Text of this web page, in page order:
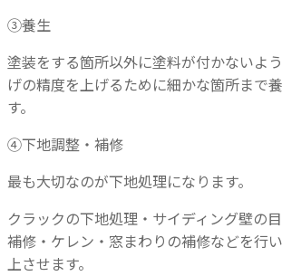
③養生
塗装をする箇所以外に塗料が付かないよ
げの精度を上げるために細かな箇所まで
す。
④下地調整・補修
最も大切なのが下地処理になります。
クラックの下地処理・サイディング壁の
補修・ケレン・窓まわりの補修などを行
上させます。